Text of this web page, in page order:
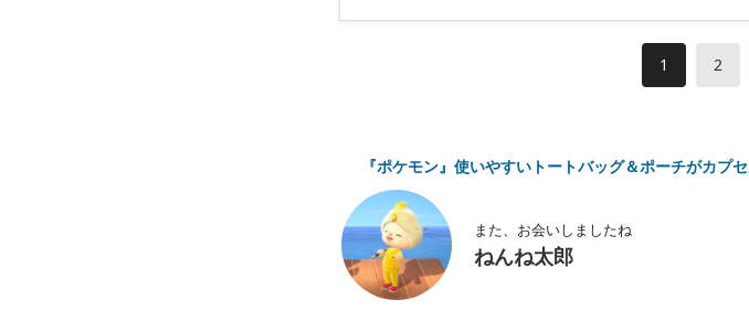
1 2
『ポケモン』使いやすいトートバッグ＆ポーチがカ
また、お会いしましたね
ねんね太郎